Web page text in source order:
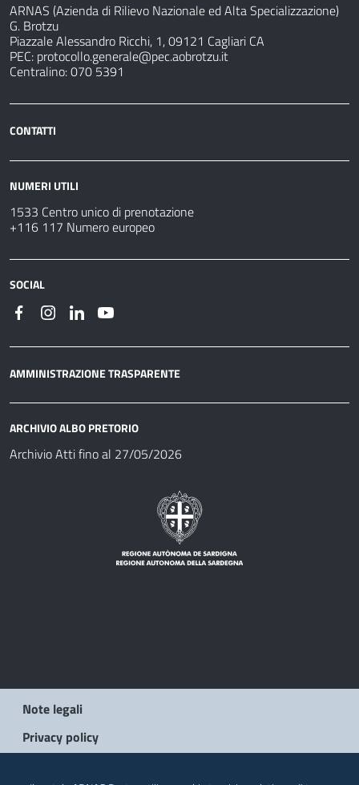
ARNAS (Azienda di Rilievo Nazionale ed Alta Specializzazione)
G. Brotzu
Piazzale Alessandro Ricchi, 1, 09121 Cagliari CA
PEC: protocollo.generale@pec.aobrotzu.it
Centralino: 070 5391
CONTATTI
NUMERI UTILI
1533 Centro unico di prenotazione
+116 117 Numero europeo
SOCIAL
AMMINISTRAZIONE TRASPARENTE
ARCHIVIO ALBO PRETORIO
Archivio Atti fino al 27/05/2026
Note legali
Privacy policy